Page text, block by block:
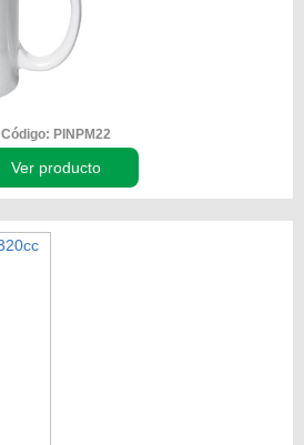
Código: PINPM22
Ver producto